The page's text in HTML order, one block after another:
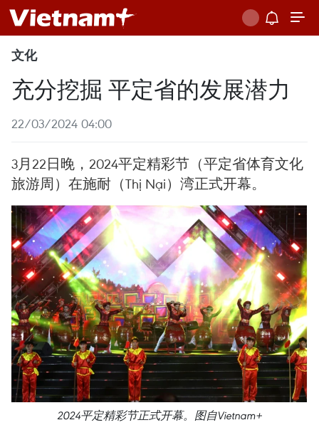
文化
充分挖掘 平定省的发展潜力
22/03/2024 04:00
3月22日晚，2024平定精彩节（平定省体育文化
旅游周）在施耐（Thị Nại）湾正式开幕。
2024平定精彩节正式开幕。图自Vietnam+